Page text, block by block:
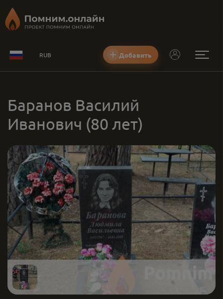
RUB Добавить
Баранов Василий
Иванович (80 лет)